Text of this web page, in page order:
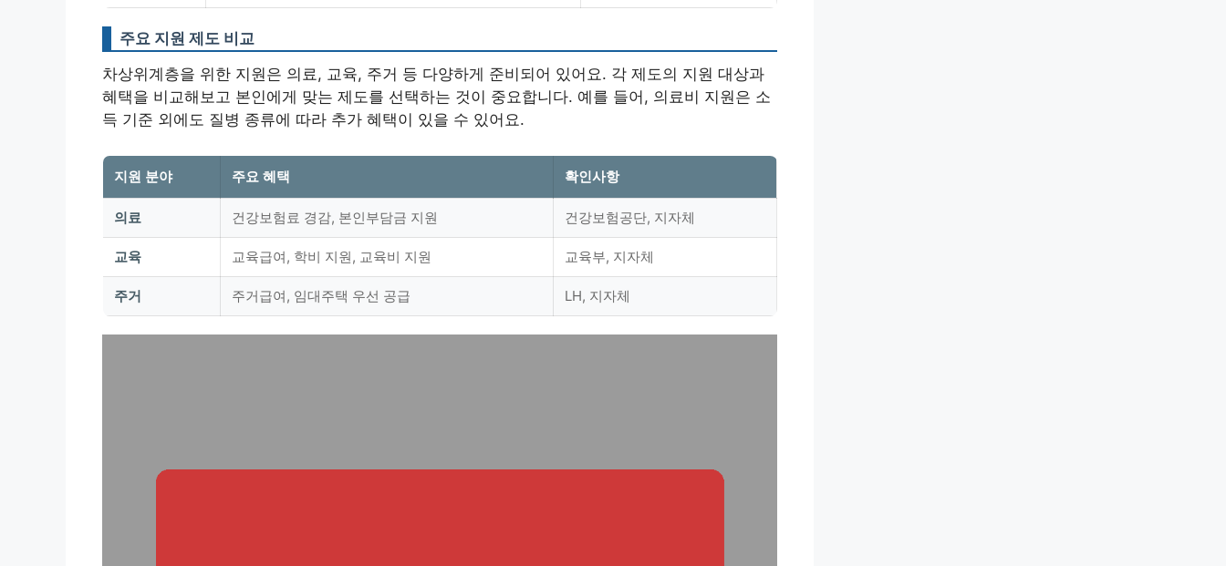
주요 지원 제도 비교
차상위계층을 위한 지원은 의료, 교육, 주거 등 다양하게 준비되어 있어요. 각 제도의 지원 대상과
혜택을 비교해보고 본인에게 맞는 제도를 선택하는 것이 중요합니다. 예를 들어, 의료비 지원은 소
득 기준 외에도 질병 종류에 따라 추가 혜택이 있을 수 있어요.
지원 분야 주요 혜택 확인사항
의료 건강보험료 경감, 본인부담금 지원 건강보험공단, 지자체
교육 교육급여, 학비 지원, 교육비 지원 교육부, 지자체
주거 주거급여, 임대주택 우선 공급 LH, 지자체